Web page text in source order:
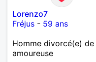
Lorenzo7
Fréjus - 59 ans
Homme divorcé(e)
amoureuse